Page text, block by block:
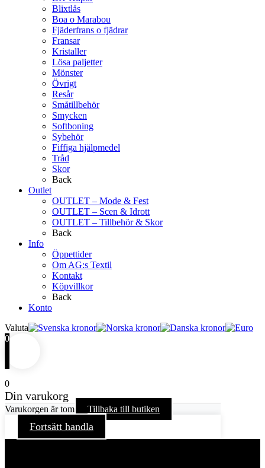
Blixtlås
Boa o Marabou
Fjäderfrans o fjädrar
Fransar
Kristaller
Lösa paljetter
Mönster
Övrigt
Resår
Småtillbehör
Smycken
Softboning
Sybehör
Fiffiga hjälpmedel
Tråd
Skor
Back
Outlet
OUTLET – Mode & Fest
OUTLET – Scen & Idrott
OUTLET – Tillbehör & Skor
Back
Info
Öppettider
Om AG:s Textil
Kontakt
Köpvillkor
Back
Konto
Valuta
0
0
Din varukorg
Varukorgen är tom Tillbaka till butiken
Fortsätt handla